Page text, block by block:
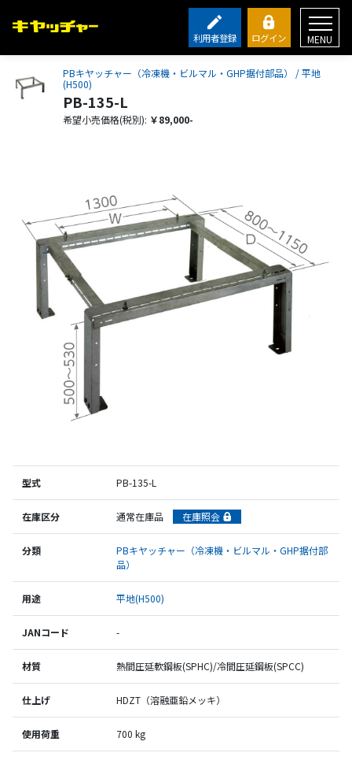
利用者登録 ログイン MENU
PBキヤッチャー（冷凍機・ビルマル・GHP据付部品） / 平地
(H500)
PB-135-L
希望小売価格(税別): ￥89,000-
型式 PB-135-L
在庫区分 通常在庫品 在庫照会
分類
PBキヤッチャー（冷凍機・ビルマル・GHP据付部
品）
用途 平地(H500)
JANコード -
材質 熱間圧延軟鋼板(SPHC)/冷間圧延鋼板(SPCC)
仕上げ HDZT（溶融亜鉛メッキ）
使用荷重 700 kg